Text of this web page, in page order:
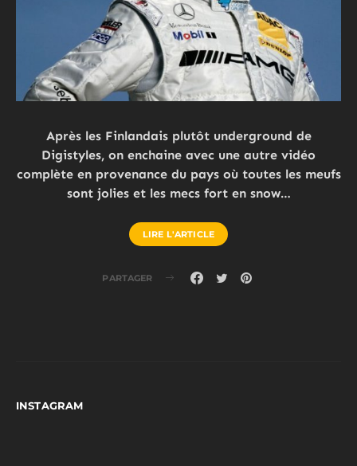
Après les Finlandais plutôt underground de
Digistyles, on enchaine avec une autre vidéo
complète en provenance du pays où toutes les meufs
sont jolies et les mecs fort en snow…
LIRE L'ARTICLE
PARTAGER
INSTAGRAM